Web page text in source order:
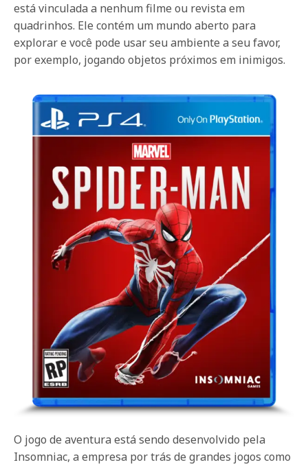
está vinculada a nenhum filme ou revista em
quadrinhos. Ele contém um mundo aberto para
explorar e você pode usar seu ambiente a seu favor,
por exemplo, jogando objetos próximos em inimigos.
O jogo de aventura está sendo desenvolvido pela
Insomniac, a empresa por trás de grandes jogos como